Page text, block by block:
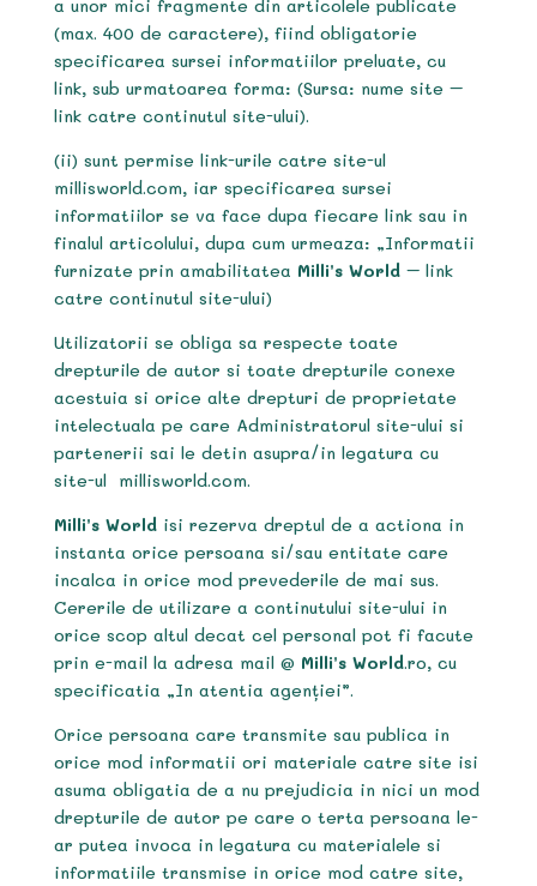
a unor mici fragmente din articolele publicate
(max. 400 de caractere), fiind obligatorie
specificarea sursei informatiilor preluate, cu
link, sub urmatoarea forma: (Sursa: nume site –
link catre continutul site-ului).
(ii) sunt permise link-urile catre site-ul
millisworld.com, iar specificarea sursei
informatiilor se va face dupa fiecare link sau in
finalul articolului, dupa cum urmeaza: „Informatii
furnizate prin amabilitatea Milli’s World – link
catre continutul site-ului)
Utilizatorii se obliga sa respecte toate
drepturile de autor si toate drepturile conexe
acestuia si orice alte drepturi de proprietate
intelectuala pe care Administratorul site-ului si
partenerii sai le detin asupra/in legatura cu
site-ul millisworld.com.
Milli’s Worldisi rezerva dreptul de a actiona in
instanta orice persoana si/sau entitate care
incalca in orice mod prevederile de mai sus.
Cererile de utilizare a continutului site-ului in
orice scop altul decat cel personal pot fi facute
prin e-mail la adresa mail @ Milli’s World.ro, cu
specificatia „In atentia agenției”.
Orice persoana care transmite sau publica in
orice mod informatii ori materiale catre site isi
asuma obligatia de a nu prejudicia in nici un mod
drepturile de autor pe care o terta persoana le-
ar putea invoca in legatura cu materialele si
informatiile transmise in orice mod catre site,